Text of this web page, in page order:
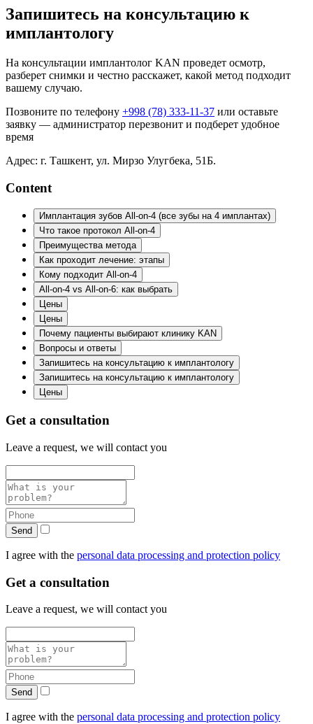
Запишитесь на консультацию к
имплантологу
На консультации имплантолог KAN проведет осмотр,
разберет снимки и честно расскажет, какой метод подходит
вашему случаю.
Позвоните по телефону +998 (78) 333-11-37 или оставьте
заявку — администратор перезвонит и подберет удобное
время
Адрес: г. Ташкент, ул. Мирзо Улугбека, 51Б.
Content
Имплантация зубов All-on-4 (все зубы на 4 имплантах)
Что такое протокол All-on-4
Преимущества метода
Как проходит лечение: этапы
Кому подходит All-on-4
All-on-4 vs All-on-6: как выбрать
Цены
Цены
Почему пациенты выбирают клинику KAN
Вопросы и ответы
Запишитесь на консультацию к имплантологу
Запишитесь на консультацию к имплантологу
Цены
Get a consultation
Leave a request, we will contact you
Send
I agree with the personal data processing and protection policy
Get a consultation
Leave a request, we will contact you
Send
I agree with the personal data processing and protection policy